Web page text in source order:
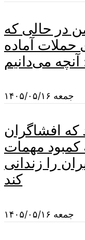
در حالی که
آماده
می‌دانیم
جمعه ۱۴۰۵/۰۵/۱۶
که افشاگران
مهمات
را زندانی
کند
جمعه ۱۴۰۵/۰۵/۱۶